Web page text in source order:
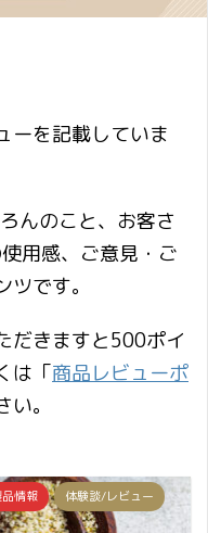
ーを記載していま
んのこと、お客さ
用感、ご意見・ご
です。
だきますと500ポイ
は「商品レビューポ
。
情報 体験談/レビュー